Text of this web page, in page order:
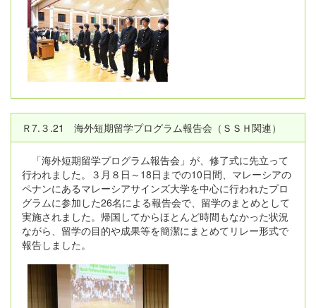
Ｒ7.３.21 海外短期留学プログラム報告会（ＳＳＨ関連）
「海外短期留学プログラム報告会」が、修了式に先立って
行われました。３月８日～18日までの10日間、マレーシアの
ペナンにあるマレーシアサインズ大学を中心に行われたプロ
グラムに参加した26名による報告会で、留学のまとめとして
実施されました。帰国してからほとんど時間もなかった状況
ながら、留学の目的や成果等を簡潔にまとめてリレー形式で
報告しました。